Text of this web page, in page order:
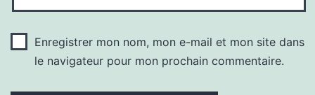
Enregistrer mon nom, mon e-mail et mon site dans
le navigateur pour mon prochain commentaire.